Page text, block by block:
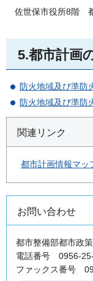
佐世保市役所8階
5.都市計画
防火地域及び準防
防火地域及び準防
関連リンク
都市計画情報マッ
お問い合わせ
都市整備部都市政
電話番号 0956-
ファックス番号